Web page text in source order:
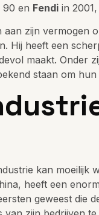
90 en Fendi in
aan zijn vermogen
Hij heeft een
maakt. Onder
staan om
kan
heeft een
geweest die